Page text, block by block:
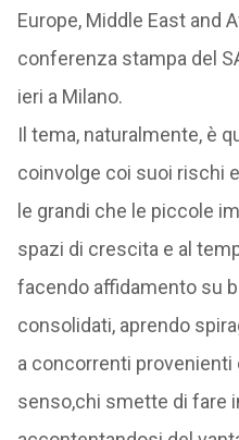
Europe, Middle East and
conferenza stampa del
ieri a Milano.
Il tema, naturalmente, è
coinvolge coi suoi rischi
le grandi che le piccole
spazi di crescita e al
facendo affidamento su
consolidati, aprendo
a concorrenti
senso,chi smette di fare